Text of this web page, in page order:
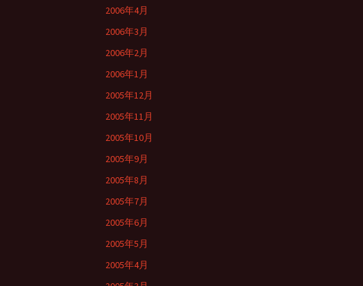
2006年4月
2006年3月
2006年2月
2006年1月
2005年12月
2005年11月
2005年10月
2005年9月
2005年8月
2005年7月
2005年6月
2005年5月
2005年4月